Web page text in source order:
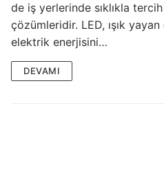
Kullanıma
de iş yerlerinde sıklıkla
çözümleridir. LED, ışık
elektrik enerjisini…
DEVAMI